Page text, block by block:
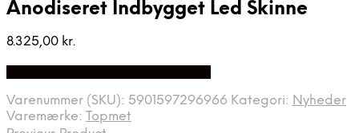
Anodiseret Indbygget Led Skinne
8.325,00 kr.
Varenummer (SKU): 5901597296966 Kategori: Nyheder
Varemærke: Topmet